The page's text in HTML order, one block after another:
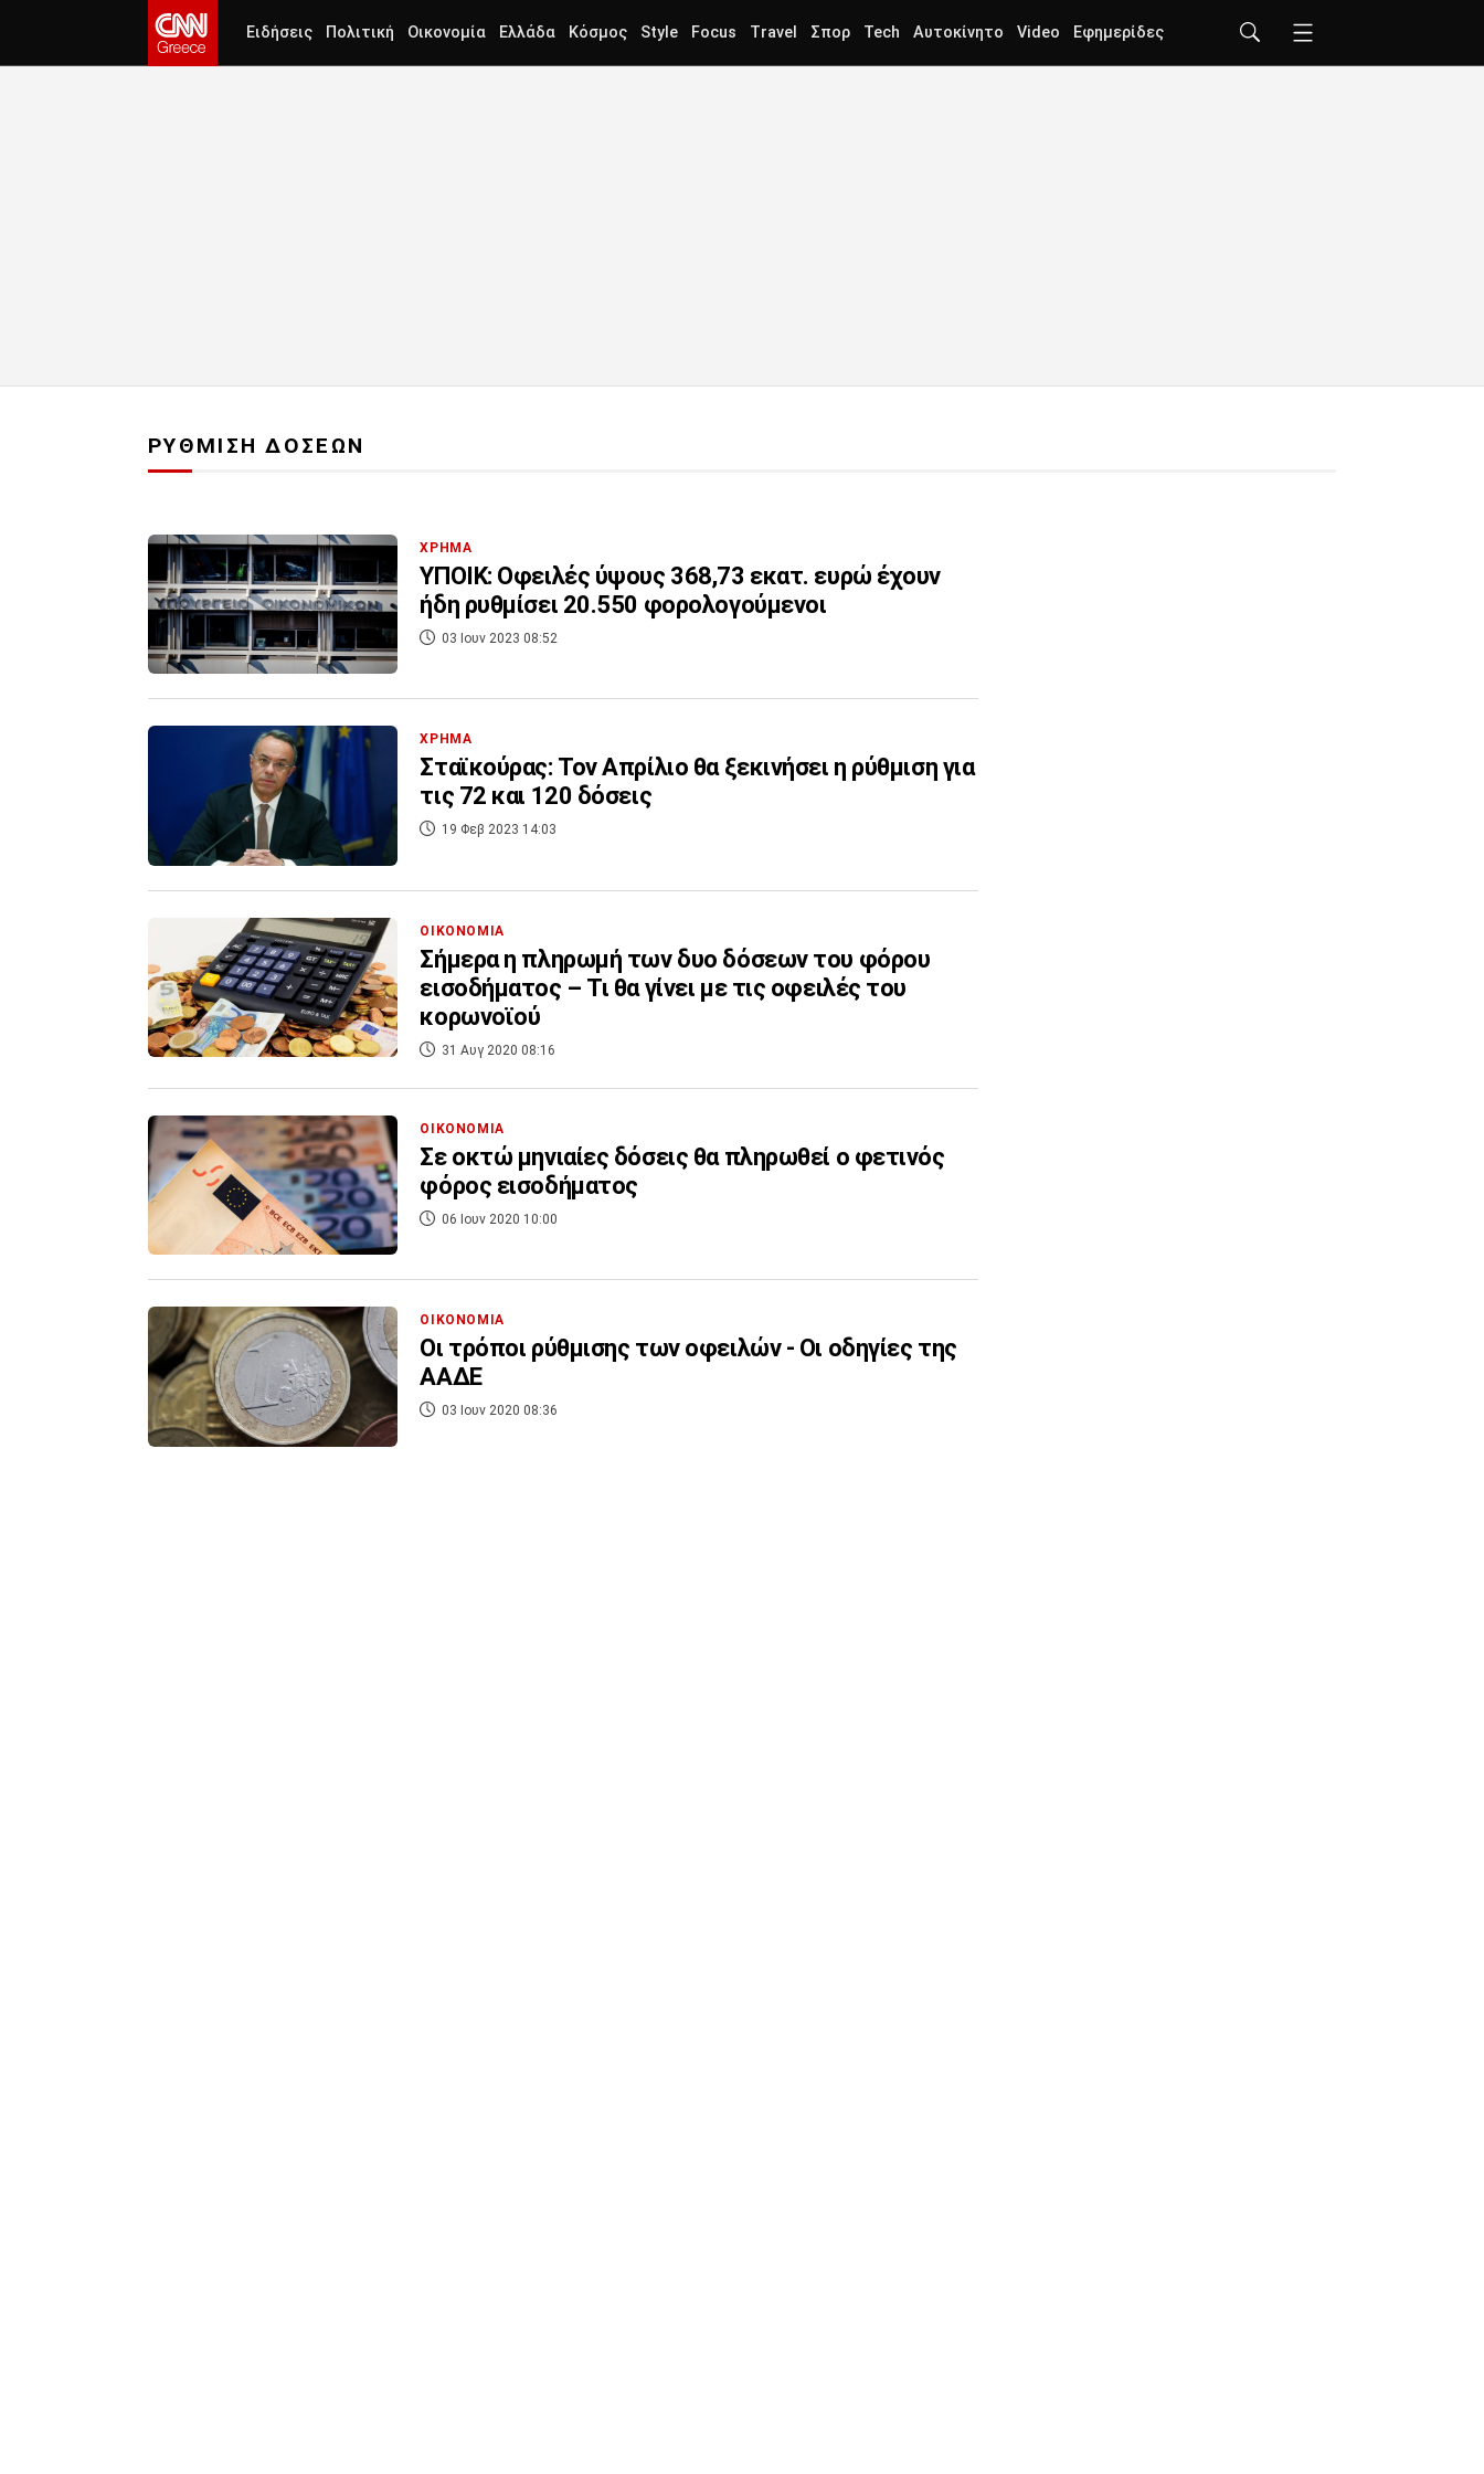
Ειδήσεις Πολιτική Οικονομία Ελλάδα Κόσμος Style Focus Travel Σπορ Tech Αυτοκίνητο Video Εφημερίδες
ΡΥΘΜΙΣΗ ΔΟΣΕΩΝ
ΧΡΗΜΑ
ΥΠΟΙΚ: Οφειλές ύψους 368,73 εκατ. ευρώ έχουν
ήδη ρυθμίσει 20.550 φορολογούμενοι
03 Ιουν 2023 08:52
ΧΡΗΜΑ
Σταϊκούρας: Τον Απρίλιο θα ξεκινήσει η ρύθμιση για
τις 72 και 120 δόσεις
19 Φεβ 2023 14:03
ΟΙΚΟΝΟΜΙΑ
Σήμερα η πληρωμή των δυο δόσεων του φόρου
εισοδήματος – Τι θα γίνει με τις οφειλές του
κορωνοϊού
31 Αυγ 2020 08:16
ΟΙΚΟΝΟΜΙΑ
Σε οκτώ μηνιαίες δόσεις θα πληρωθεί ο φετινός
φόρος εισοδήματος
06 Ιουν 2020 10:00
ΟΙΚΟΝΟΜΙΑ
Οι τρόποι ρύθμισης των οφειλών - Οι οδηγίες της
ΑΑΔΕ
03 Ιουν 2020 08:36